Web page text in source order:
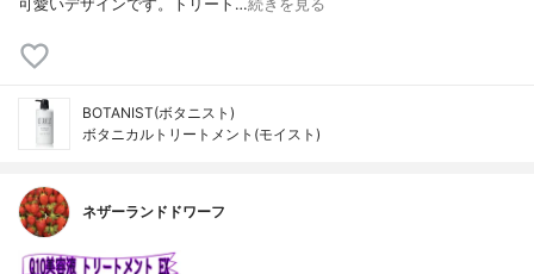
可愛いデザインです。トリート…続きを見る
BOTANIST(ボタニスト)
ボタニカルトリートメント(モイスト)
ネザーランドドワーフ